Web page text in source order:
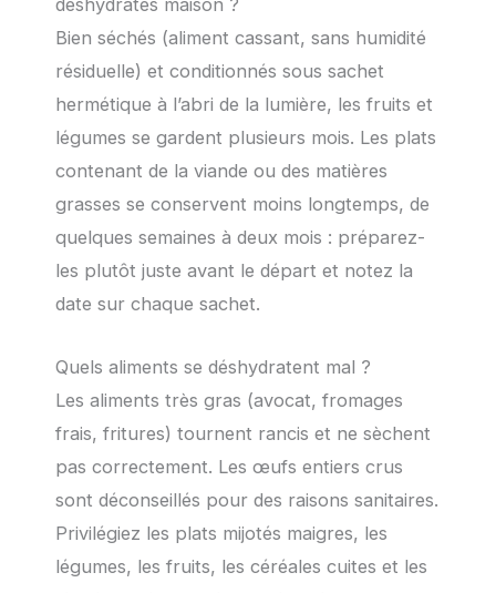
déshydratés maison ?
Bien séchés (aliment cassant, sans humidité
résiduelle) et conditionnés sous sachet
hermétique à l’abri de la lumière, les fruits et
légumes se gardent plusieurs mois. Les plats
contenant de la viande ou des matières
grasses se conservent moins longtemps, de
quelques semaines à deux mois : préparez-
les plutôt juste avant le départ et notez la
date sur chaque sachet.
Quels aliments se déshydratent mal ?
Les aliments très gras (avocat, fromages
frais, fritures) tournent rancis et ne sèchent
pas correctement. Les œufs entiers crus
sont déconseillés pour des raisons sanitaires.
Privilégiez les plats mijotés maigres, les
légumes, les fruits, les céréales cuites et les